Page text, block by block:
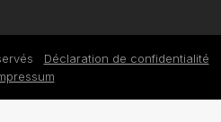
Déclaration de confidentialité